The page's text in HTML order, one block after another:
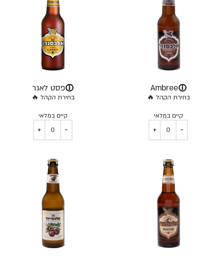
Ambreeⓘ
בחירת הקהל 🔥
קיים במלאי
פסט לאגרⓘ
בחירת הקהל 🔥
קיים במלאי